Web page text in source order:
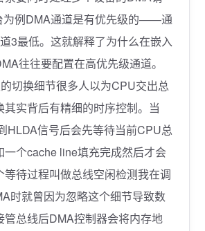
为例DMA通道是有优先级的——通
3最低。这就解释了为什么在嵌入
往往要配置在高优先级通道。
切换细节很多人以为CPU交出总
其实背后有精细的时序控制。当
HLDA信号后会先等待当前CPU总
一个cache line填充完成然后才会
等待过程叫做总线空闲检测我在调
时就曾因为忽略这个细节导致数
管总线后DMA控制器会将内存地